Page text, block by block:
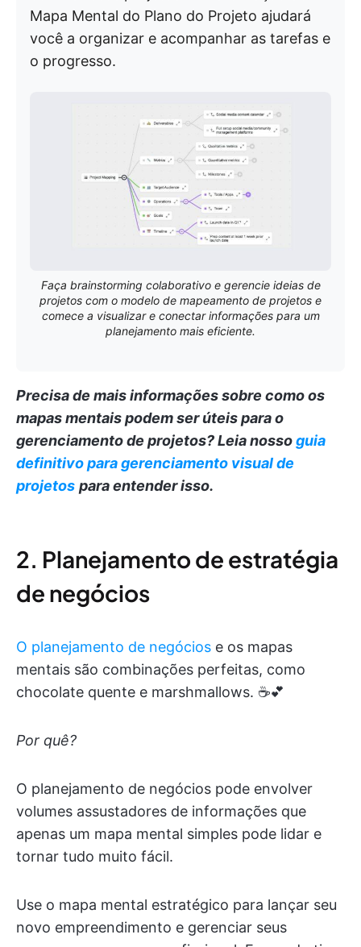
Mapa Mental do Plano do Projeto ajudará
você a organizar e acompanhar as tarefas e
o progresso.
Faça brainstorming colaborativo e gerencie ideias de
projetos com o modelo de mapeamento de projetos e
comece a visualizar e conectar informações para um
planejamento mais eficiente.
Precisa de mais informações sobre como os
mapas mentais podem ser úteis para o
gerenciamento de projetos?Leia nossoguia
definitivo para gerenciamento visual de
projetos para entender isso.
2. Planejamento de estratégia
de negócios
O planejamento de negócios e os mapas
mentais são combinações perfeitas, como
chocolate quente e marshmallows. ☕️💕
Por quê?
O planejamento de negócios pode envolver
volumes assustadores de informações que
apenas um mapa mental simples pode lidar e
tornar tudo muito fácil.
Use o mapa mental estratégico para lançar seu
novo empreendimento e gerenciar seus